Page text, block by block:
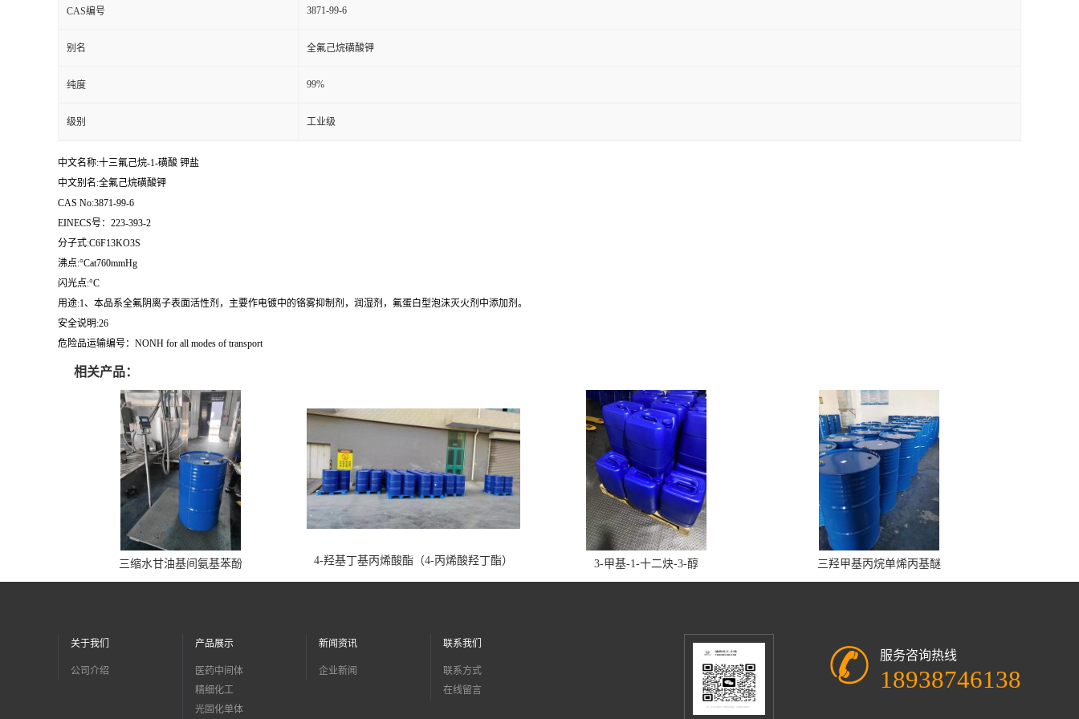
CAS编号 3871-99-6
别名 全氟己烷磺酸钾
纯度 99%
级别 工业级
中文名称:十三氟己烷-1-磺酸 钾盐
中文别名:全氟己烷磺酸钾
CAS No:3871-99-6
EINECS号：223-393-2
分子式:C6F13KO3S
沸点:°Cat760mmHg
闪光点:°C
用途:1、本品系全氟阴离子表面活性剂，主要作电镀中的铬雾抑制剂，润湿剂，氟蛋白型泡沫灭火剂中添加剂。
安全说明:26
危险品运输编号：NONH for all modes of transport
相关产品：
三缩水甘油基间氨基苯酚 4-羟基丁基丙烯酸酯（4-丙烯酸羟丁酯） 3-甲基-1-十二炔-3-醇 三羟甲基丙烷单烯丙基醚
关于我们
公司介绍
产品展示
医药中间体
精细化工
光固化单体
新闻资讯
企业新闻
联系我们
联系方式
在线留言
服务咨询热线
18938746138